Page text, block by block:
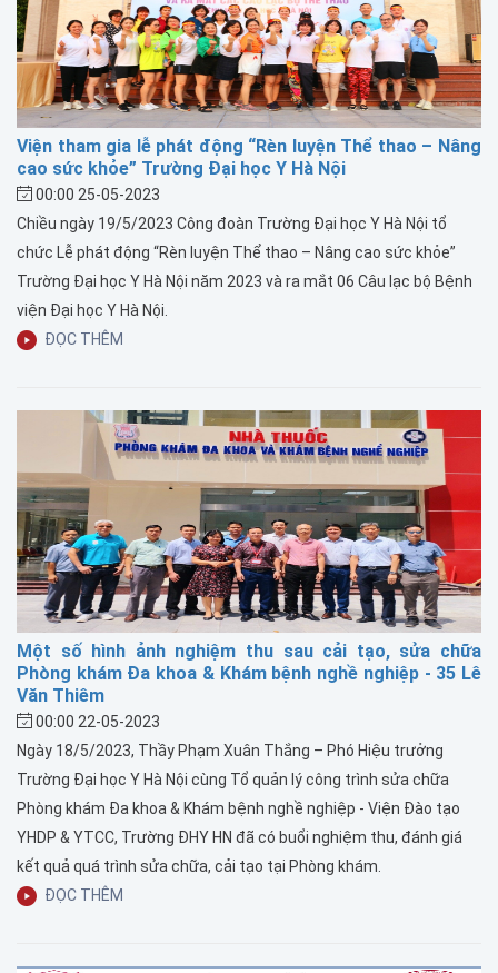
Viện tham gia lễ phát động “Rèn luyện Thể thao – Nâng
cao sức khỏe” Trường Đại học Y Hà Nội
00:00 25-05-2023
Chiều ngày 19/5/2023 Công đoàn Trường Đại học Y Hà Nội tổ
chức Lễ phát động “Rèn luyện Thể thao – Nâng cao sức khỏe”
Trường Đại học Y Hà Nội năm 2023 và ra mắt 06 Câu lạc bộ Bệnh
viện Đại học Y Hà Nội.
ĐỌC THÊM
Một số hình ảnh nghiệm thu sau cải tạo, sửa chữa
Phòng khám Đa khoa & Khám bệnh nghề nghiệp - 35 Lê
Văn Thiêm
00:00 22-05-2023
Ngày 18/5/2023, Thầy Phạm Xuân Thắng – Phó Hiệu trưởng
Trường Đại học Y Hà Nội cùng Tổ quản lý công trình sửa chữa
Phòng khám Đa khoa & Khám bệnh nghề nghiệp - Viện Đào tạo
YHDP & YTCC, Trường ĐHY HN đã có buổi nghiệm thu, đánh giá
kết quả quá trình sửa chữa, cải tạo tại Phòng khám.
ĐỌC THÊM